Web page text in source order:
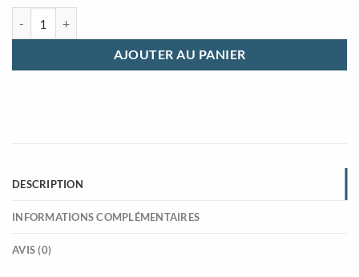
AJOUTER AU PANIER
DESCRIPTION
INFORMATIONS COMPLÉMENTAIRES
AVIS (0)